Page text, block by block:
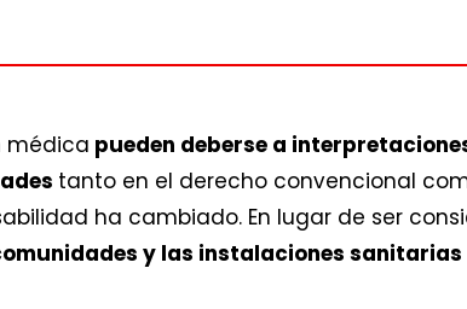
médica pueden deberse a
tanto en el derecho convencional
ha cambiado. En lugar de ser
y las instalaciones